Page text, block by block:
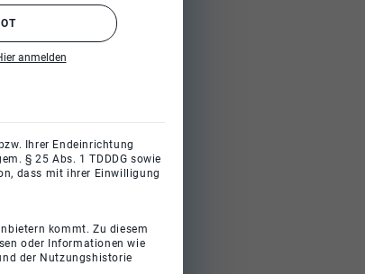
anmelden
Ihrer Endeinrichtung
§ 25 Abs. 1 TDDDG sowie
dass mit ihrer Einwilligung
kommt. Zu diesem
oder Informationen wie
der Nutzungshistorie